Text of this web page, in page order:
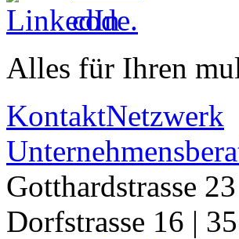
Alles für Ihren
KontaktNetzwerk
Gotthardstrasse
Dorfstrasse 16 |